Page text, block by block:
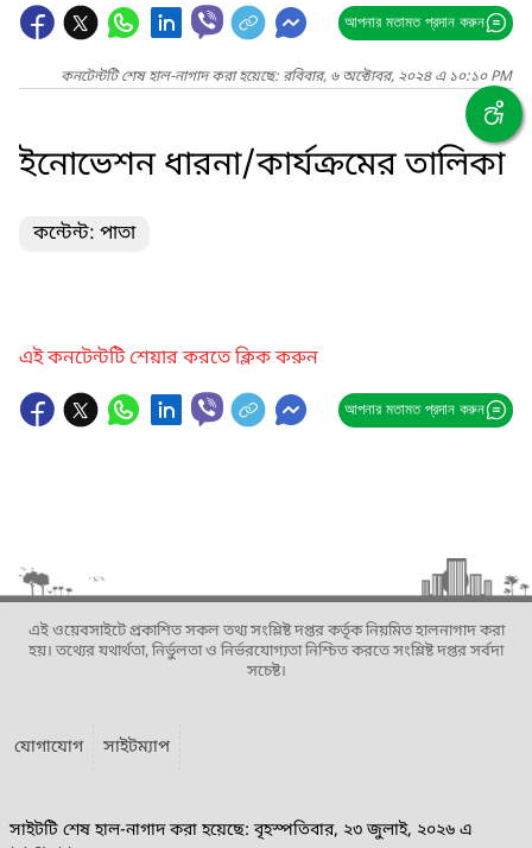
আপনার মতামত প্রদান করুন
কনটেন্টটি শেষ হাল-নাগাদ করা হয়েছে: রবিবার, ৬ অক্টোবর, ২০২৪ এ ১০:১০ PM
ইনোভেশন ধারনা/কার্যক্রমের তালিকা
কন্টেন্ট: পাতা
এই কনটেন্টটি শেয়ার করতে ক্লিক করুন
আপনার মতামত প্রদান করুন
এই ওয়েবসাইটে প্রকাশিত সকল তথ্য সংশ্লিষ্ট দপ্তর কর্তৃক নিয়মিত হালনাগাদ করা
হয়। তথ্যের যথার্থতা, নির্ভুলতা ও নির্ভরযোগ্যতা নিশ্চিত করতে সংশ্লিষ্ট দপ্তর সর্বদা
সচেষ্ট।
যোগাযোগ সাইটম্যাপ
সাইটটি শেষ হাল-নাগাদ করা হয়েছে: বৃহস্পতিবার, ২৩ জুলাই, ২০২৬ এ